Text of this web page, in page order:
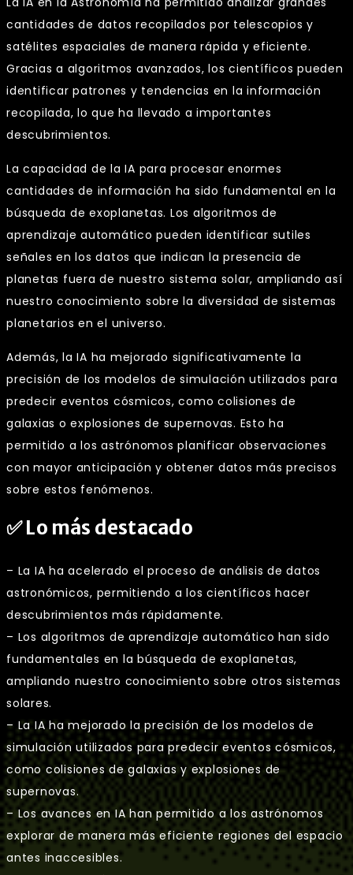
cantidades de datos recopilados por telescopios y
satélites espaciales de manera rápida y eficiente.
Gracias a algoritmos avanzados, los científicos pueden
identificar patrones y tendencias en la información
recopilada, lo que ha llevado a importantes
descubrimientos.
La capacidad de la IA para procesar enormes
cantidades de información ha sido fundamental en la
búsqueda de exoplanetas. Los algoritmos de
aprendizaje automático pueden identificar sutiles
señales en los datos que indican la presencia de
planetas fuera de nuestro sistema solar, ampliando así
nuestro conocimiento sobre la diversidad de sistemas
planetarios en el universo.
Además, la IA ha mejorado significativamente la
precisión de los modelos de simulación utilizados para
predecir eventos cósmicos, como colisiones de
galaxias o explosiones de supernovas. Esto ha
permitido a los astrónomos planificar observaciones
con mayor anticipación y obtener datos más precisos
sobre estos fenómenos.
✅ Lo más destacado
– La IA ha acelerado el proceso de análisis de datos
astronómicos, permitiendo a los científicos hacer
descubrimientos más rápidamente.
– Los algoritmos de aprendizaje automático han sido
fundamentales en la búsqueda de exoplanetas,
ampliando nuestro conocimiento sobre otros sistemas
solares.
– La IA ha mejorado la precisión de los modelos de
simulación utilizados para predecir eventos cósmicos,
como colisiones de galaxias y explosiones de
supernovas.
– Los avances en IA han permitido a los astrónomos
explorar de manera más eficiente regiones del espacio
antes inaccesibles.